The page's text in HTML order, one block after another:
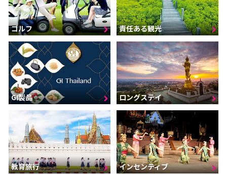
ゴルフ 責任ある観光
GI製品 ロングステイ
教育旅行 インセンティブ